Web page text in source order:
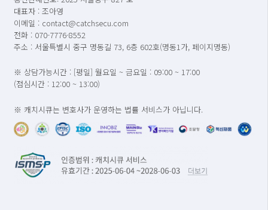
대표자 : 조아영
이메일 : contact@catchsecu.com
전화 : 070-7776-8552
주소 : 서울특별시 중구 명동길 73, 6층 602호(명동1가, 페이지명동)
※ 상담가능시간 : [평일] 월요일 ~ 금요일 : 09:00 ~ 17:00
(점심시간 : 12:00 ~ 13:00)
※ 캐치시큐는 변호사가 운영하는 법률 서비스가 아닙니다.